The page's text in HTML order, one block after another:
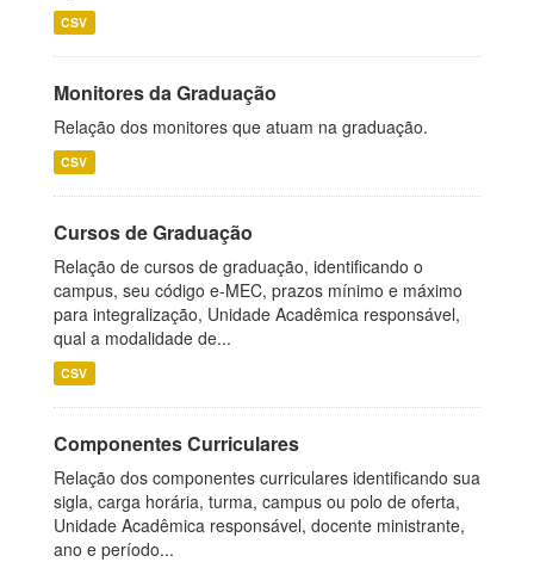
CSV
Monitores da Graduação
Relação dos monitores que atuam na graduação.
CSV
Cursos de Graduação
Relação de cursos de graduação, identificando o
campus, seu código e-MEC, prazos mínimo e máximo
para integralização, Unidade Acadêmica responsável,
qual a modalidade de...
CSV
Componentes Curriculares
Relação dos componentes curriculares identificando sua
sigla, carga horária, turma, campus ou polo de oferta,
Unidade Acadêmica responsável, docente ministrante,
ano e período...